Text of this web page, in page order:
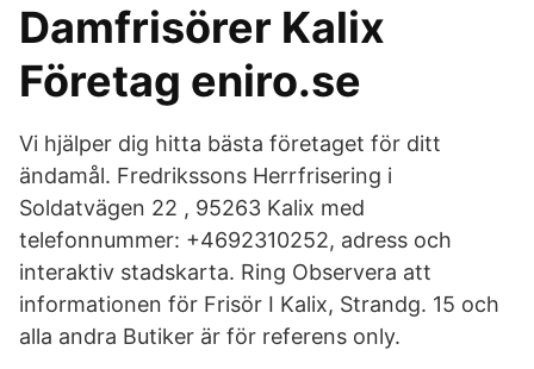
Damfrisörer Kalix
Företag eniro.se
Vi hjälper dig hitta bästa företaget för ditt
ändamål. Fredrikssons Herrfrisering i
Soldatvägen 22 , 95263 Kalix med
telefonnummer: +4692310252, adress och
interaktiv stadskarta. Ring Observera att
informationen för Frisör I Kalix, Strandg. 15 och
alla andra Butiker är för referens only.